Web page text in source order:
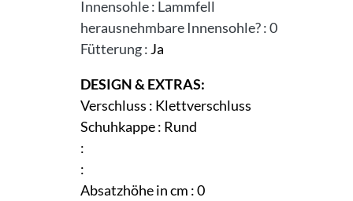
Innensohle: Lammfell
herausnehmbare Innensohle?:0
Fütterung: Ja
DESIGN & EXTRAS:
Verschluss : Klettverschluss
Schuhkappe: Rund
:
:
Absatzhöhe in cm :0